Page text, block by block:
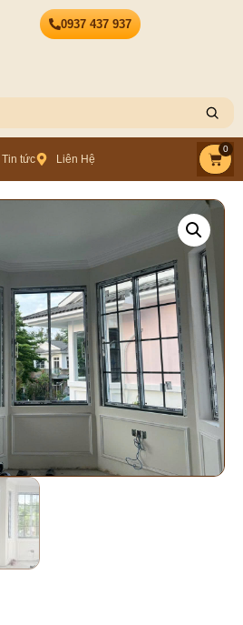
0937 437 937
Tin tức Liên Hệ
0